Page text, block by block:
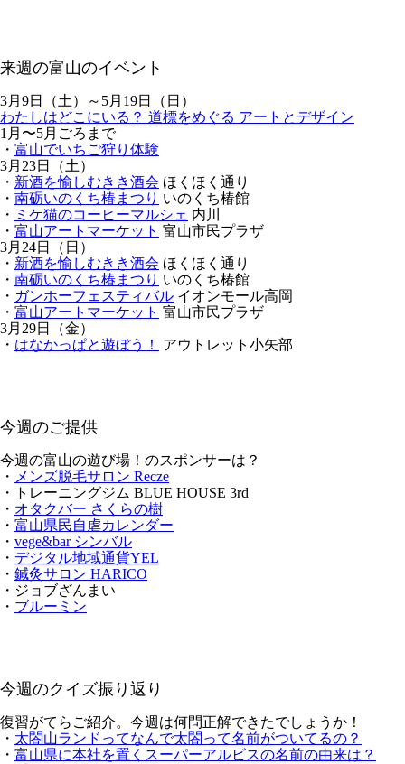
来週の富山のイベント
3月9日（土）～5月19日（日）
わたしはどこにいる？ 道標をめぐる アートとデザイン
1月〜5月ごろまで
・ 富山でいちご狩り体験
3月23日（土）
・ 新酒を愉しむきき酒会 ほくほく通り
・ 南砺いのくち椿まつり いのくち椿館
・ ミケ猫のコーヒーマルシェ 内川
・ 富山アートマーケット 富山市民プラザ
3月24日（日）
・ 新酒を愉しむきき酒会 ほくほく通り
・ 南砺いのくち椿まつり いのくち椿館
・ ガンホーフェスティバル イオンモール高岡
・ 富山アートマーケット 富山市民プラザ
3月29日（金）
・ はなかっぱと遊ぼう！ アウトレット小矢部
今週のご提供
今週の富山の遊び場！のスポンサーは？
・ メンズ脱毛サロン Recze
・トレーニングジム BLUE HOUSE 3rd
・ オタクバー さくらの樹
・ 富山県民自虐カレンダー
・ vege&bar シンバル
・ デジタル地域通貨YEL
・ 鍼灸サロン HARICO
・ジョブざんまい
・ ブルーミン
今週のクイズ振り返り
復習がてらご紹介。今週は何問正解できたでしょうか！
・ 太閤山ランドってなんで太閤って名前がついてるの？
・ 富山県に本社を置くスーパーアルビスの名前の由来は？